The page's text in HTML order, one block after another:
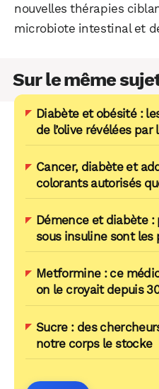
nouvelles thérapies
microbiote intestinal et
Sur le même
Diabète et obésité :
de l’olive révélées par
Cancer, diabète et
colorants autorisés
pointent du doigt
Démence et diabète
sous insuline sont les
Metformine : ce
on le croyait depuis
Sucre : des
notre corps le stocke